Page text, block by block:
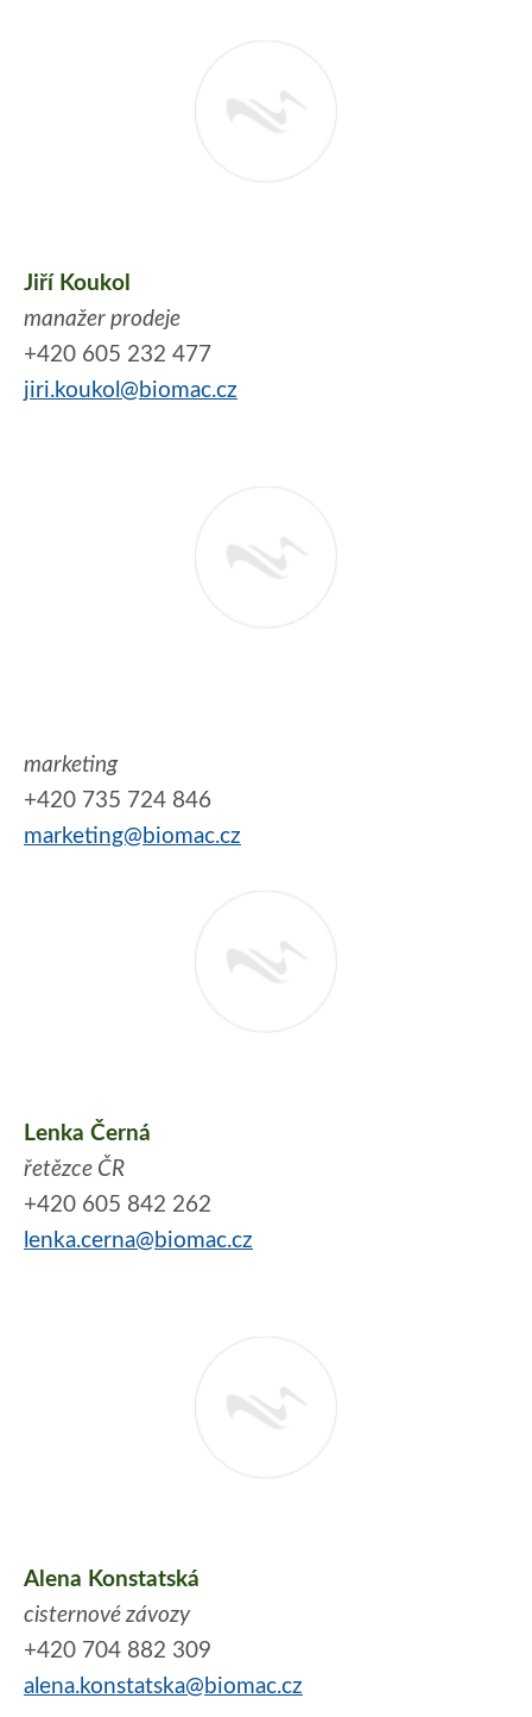
Jiří Koukol
manažer prodeje
+420 605 232 477
jiri.koukol@biomac.cz
marketing
+420 735 724 846
marketing@biomac.cz
Lenka Černá
řetězce ČR
+420 605 842 262
lenka.cerna@biomac.cz
Alena Konstatská
cisternové závozy
+420 704 882 309
alena.konstatska@biomac.cz